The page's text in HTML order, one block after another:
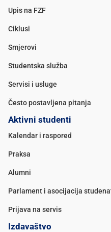
Upis na FZF
Ciklusi
Smjerovi
Studentska služba
Servisi i usluge
Često postavljena pitanja
Aktivni studenti
Kalendar i raspored
Praksa
Alumni
Parlament i asocijacija
Prijava na servis
Izdavaštvo